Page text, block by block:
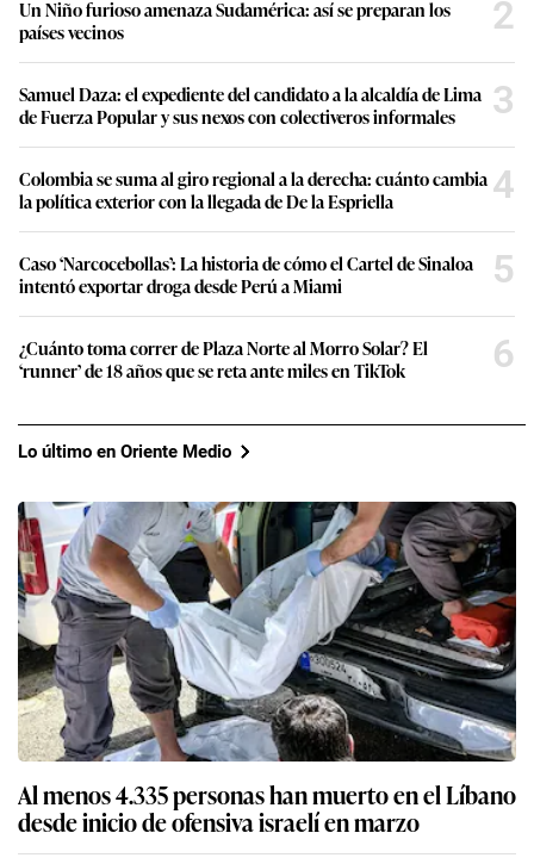
Un Niño furioso amenaza Sudamérica: así se preparan los
países vecinos
2
Samuel Daza: el expediente del candidato a la alcaldía de Lima
de Fuerza Popular y sus nexos con colectiveros informales
3
Colombia se suma al giro regional a la derecha: cuánto cambia
la política exterior con la llegada de De la Espriella
4
Caso ‘Narcocebollas’: La historia de cómo el Cartel de Sinaloa
intentó exportar droga desde Perú a Miami
5
¿Cuánto toma correr de Plaza Norte al Morro Solar? El
‘runner’ de 18 años que se reta ante miles en TikTok
6
Lo último en Oriente Medio
Al menos 4.335 personas han muerto en el Líbano
desde inicio de ofensiva israelí en marzo